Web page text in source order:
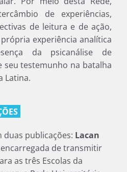
de experiências,
de leitura e de ação,
experiência analítica
da psicanálise de
seu testemunho na batalha
Latina.
duas publicações: Lacan
de transmitir
as três Escolas da